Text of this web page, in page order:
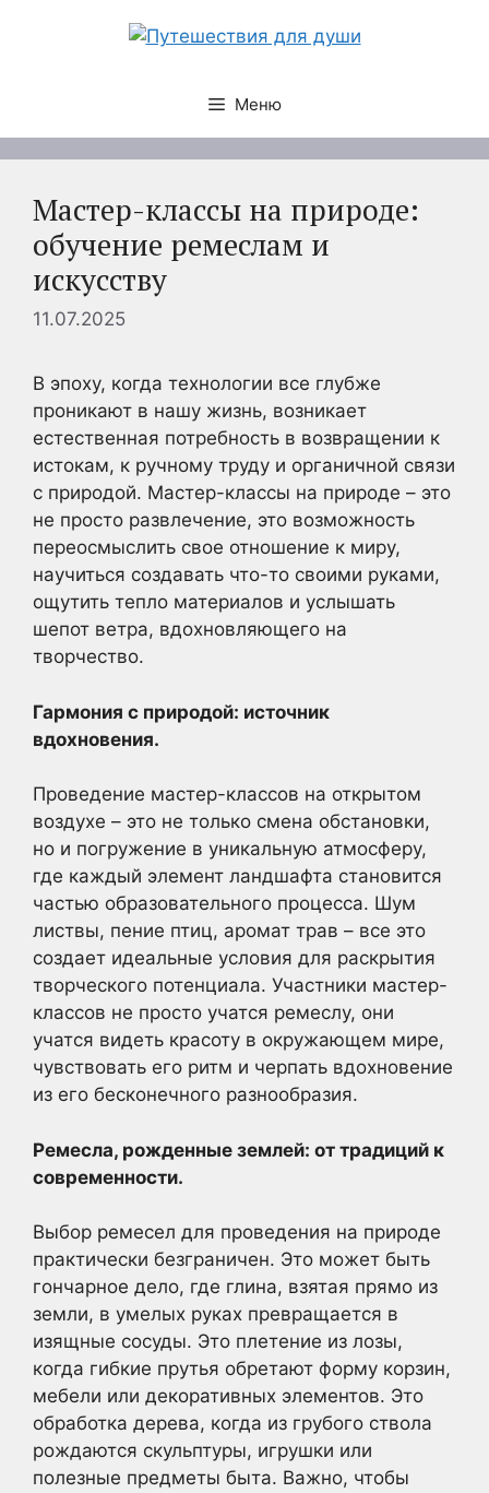
Меню
Мастер-классы на природе:
обучение ремеслам и
искусству
11.07.2025
В эпоху, когда технологии все глубже
проникают в нашу жизнь, возникает
естественная потребность в возвращении к
истокам, к ручному труду и органичной связи
с природой. Мастер-классы на природе – это
не просто развлечение, это возможность
переосмыслить свое отношение к миру,
научиться создавать что-то своими руками,
ощутить тепло материалов и услышать
шепот ветра, вдохновляющего на
творчество.
Гармония с природой: источник
вдохновения.
Проведение мастер-классов на открытом
воздухе – это не только смена обстановки,
но и погружение в уникальную атмосферу,
где каждый элемент ландшафта становится
частью образовательного процесса. Шум
листвы, пение птиц, аромат трав – все это
создает идеальные условия для раскрытия
творческого потенциала. Участники мастер-
классов не просто учатся ремеслу, они
учатся видеть красоту в окружающем мире,
чувствовать его ритм и черпать вдохновение
из его бесконечного разнообразия.
Ремесла, рожденные землей: от традиций к
современности.
Выбор ремесел для проведения на природе
практически безграничен. Это может быть
гончарное дело, где глина, взятая прямо из
земли, в умелых руках превращается в
изящные сосуды. Это плетение из лозы,
когда гибкие прутья обретают форму корзин,
мебели или декоративных элементов. Это
обработка дерева, когда из грубого ствола
рождаются скульптуры, игрушки или
полезные предметы быта. Важно, чтобы